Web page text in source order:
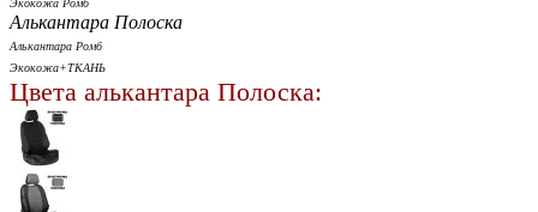
Экокожа Ромб
Алькантара Полоска
Алькантара Ромб
Экокожа+ТКАНЬ
Цвета алькантара Полоска: